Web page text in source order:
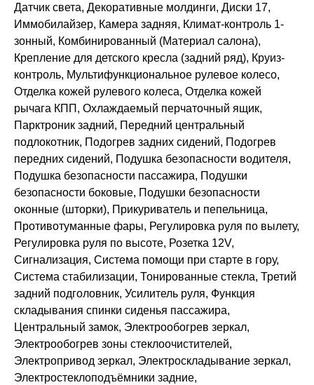
Датчик света, Декоративные молдинги, Диски 17,
Иммобилайзер, Камера задняя, Климат-контроль 1-
зонный, Комбинированный (Материал салона),
Крепление для детского кресла (задний ряд), Круиз-
контроль, Мультифункциональное рулевое колесо,
Отделка кожей рулевого колеса, Отделка кожей
рычага КПП, Охлаждаемый перчаточный ящик,
Парктроник задний, Передний центральный
подлокотник, Подогрев задних сидений, Подогрев
передних сидений, Подушка безопасности водителя,
Подушка безопасности пассажира, Подушки
безопасности боковые, Подушки безопасности
оконные (шторки), Прикуриватель и пепельница,
Противотуманные фары, Регулировка руля по вылету,
Регулировка руля по высоте, Розетка 12V,
Сигнализация, Система помощи при старте в гору,
Система стабилизации, Тонированные стекла, Третий
задний подголовник, Усилитель руля, Функция
складывания спинки сиденья пассажира,
Центральный замок, Электрообогрев зеркал,
Электрообогрев зоны стеклоочистителей,
Электропривод зеркал, Электроскладывание зеркал,
Электростеклоподъёмники задние,